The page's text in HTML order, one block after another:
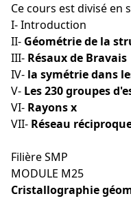
Ce cours est divisé en
I- Introduction
II- Géométrie de la
III- Résaux de Bravais
IV- la symétrie dans
V- Les 230 groupes
VI- Rayons x
VII- Réseau
Filière SMP
MODULE M25
Cristallographie